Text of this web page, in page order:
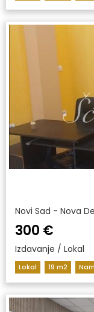
Novi Sad - Nova
300 €
Izdavanje / Lokal
Lokal 19 m2